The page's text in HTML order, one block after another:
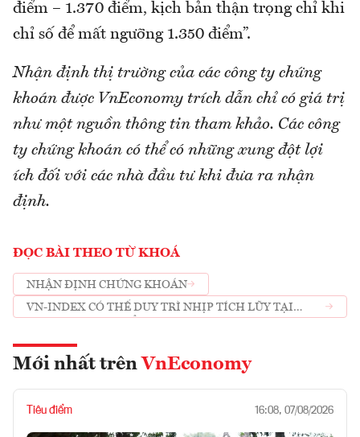
điểm – 1.370 điểm, kịch bản thận trọng chỉ khi
chỉ số để mất ngưỡng 1.350 điểm”.
Nhận định thị trường của các công ty chứng
khoán được VnEconomy trích dẫn chỉ có giá trị
như một nguồn thông tin tham khảo. Các công
ty chứng khoán có thể có những xung đột lợi
ích đối với các nhà đầu tư khi đưa ra nhận
định.
ĐỌC BÀI THEO TỪ KHOÁ
NHẬN ĐỊNH CHỨNG KHOÁN
VN-INDEX CÓ THỂ DUY TRÌ NHỊP TÍCH LŨY TẠI
Mới nhất trên VnEconomy
Tiêu điểm 16:08, 07/08/2026